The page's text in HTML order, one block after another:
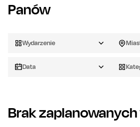
Panów
Wydarzenie
Data
Brak